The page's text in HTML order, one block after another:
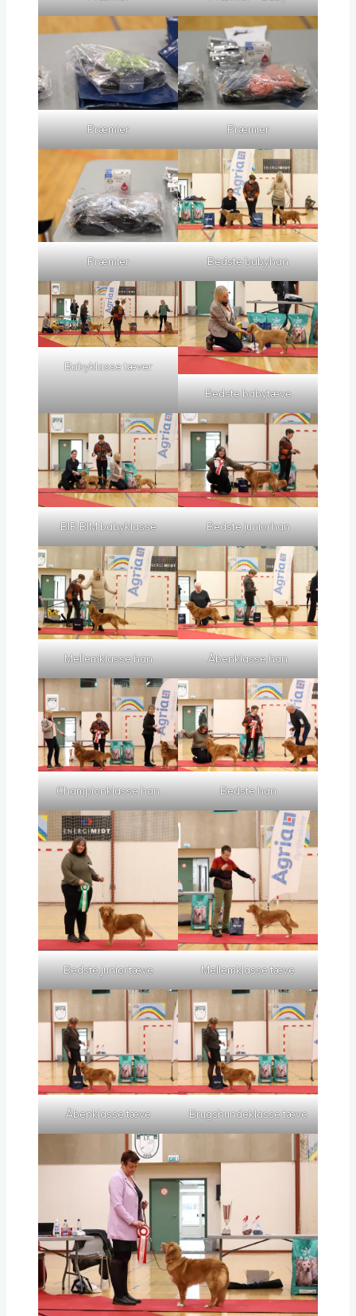
Præmier Præmier
Præmier Bedste babyhan
Babyklasse tæver
Bedste babytæve
BIR BIM babyklasse Bedste juniorhan
Mellemklasse han Åbenklasse han
Championklasse han Bedste han
Bedste juniortæve Mellemklasse tæve
Åbenklasse tæve Brugshundeklasse tæve